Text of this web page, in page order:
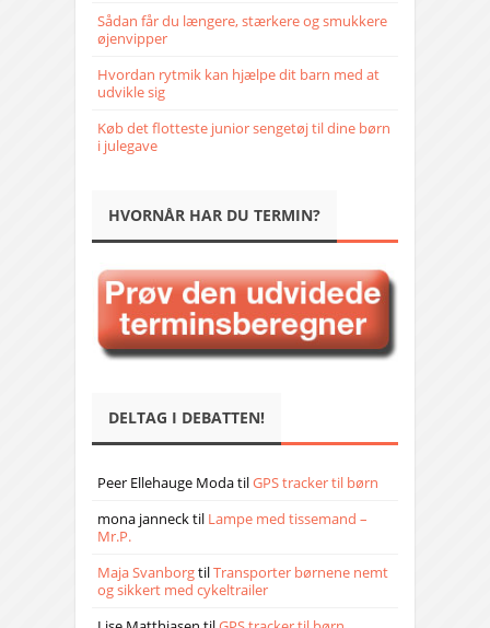
Sådan får du længere, stærkere og smukkere
øjenvipper
Hvordan rytmik kan hjælpe dit barn med at
udvikle sig
Køb det flotteste junior sengetøj til dine børn
i julegave
HVORNÅR HAR DU TERMIN?
DELTAG I DEBATTEN!
Peer Ellehauge ModatilGPS tracker til børn
mona jannecktil Lampe med tissemand –
Mr.P.
Maja SvanborgtilTransporter børnene nemt
og sikkert med cykeltrailer